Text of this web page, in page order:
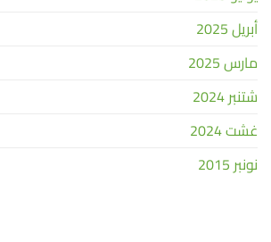
أبريل 2025
مارس 2025
شتنبر 2024
غشت 2024
نونبر 2015